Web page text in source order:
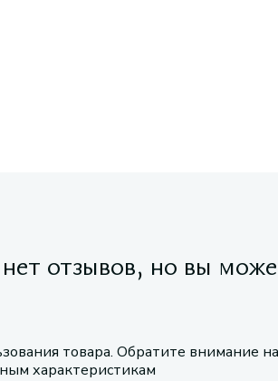
отзывов, но вы
товара. Обратите внимание на
характеристикам